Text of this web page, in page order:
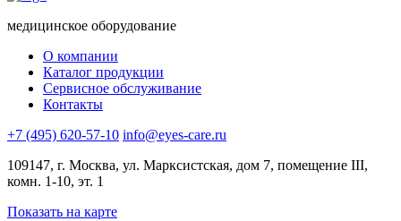
медицинское оборудование
О компании
Каталог продукции
Сервисное обслуживание
Контакты
+7 (495) 620-57-10 info@eyes-care.ru
109147, г. Москва, ул. Марксистская, дом 7, помещение III,
комн. 1-10, эт. 1
Показать на карте